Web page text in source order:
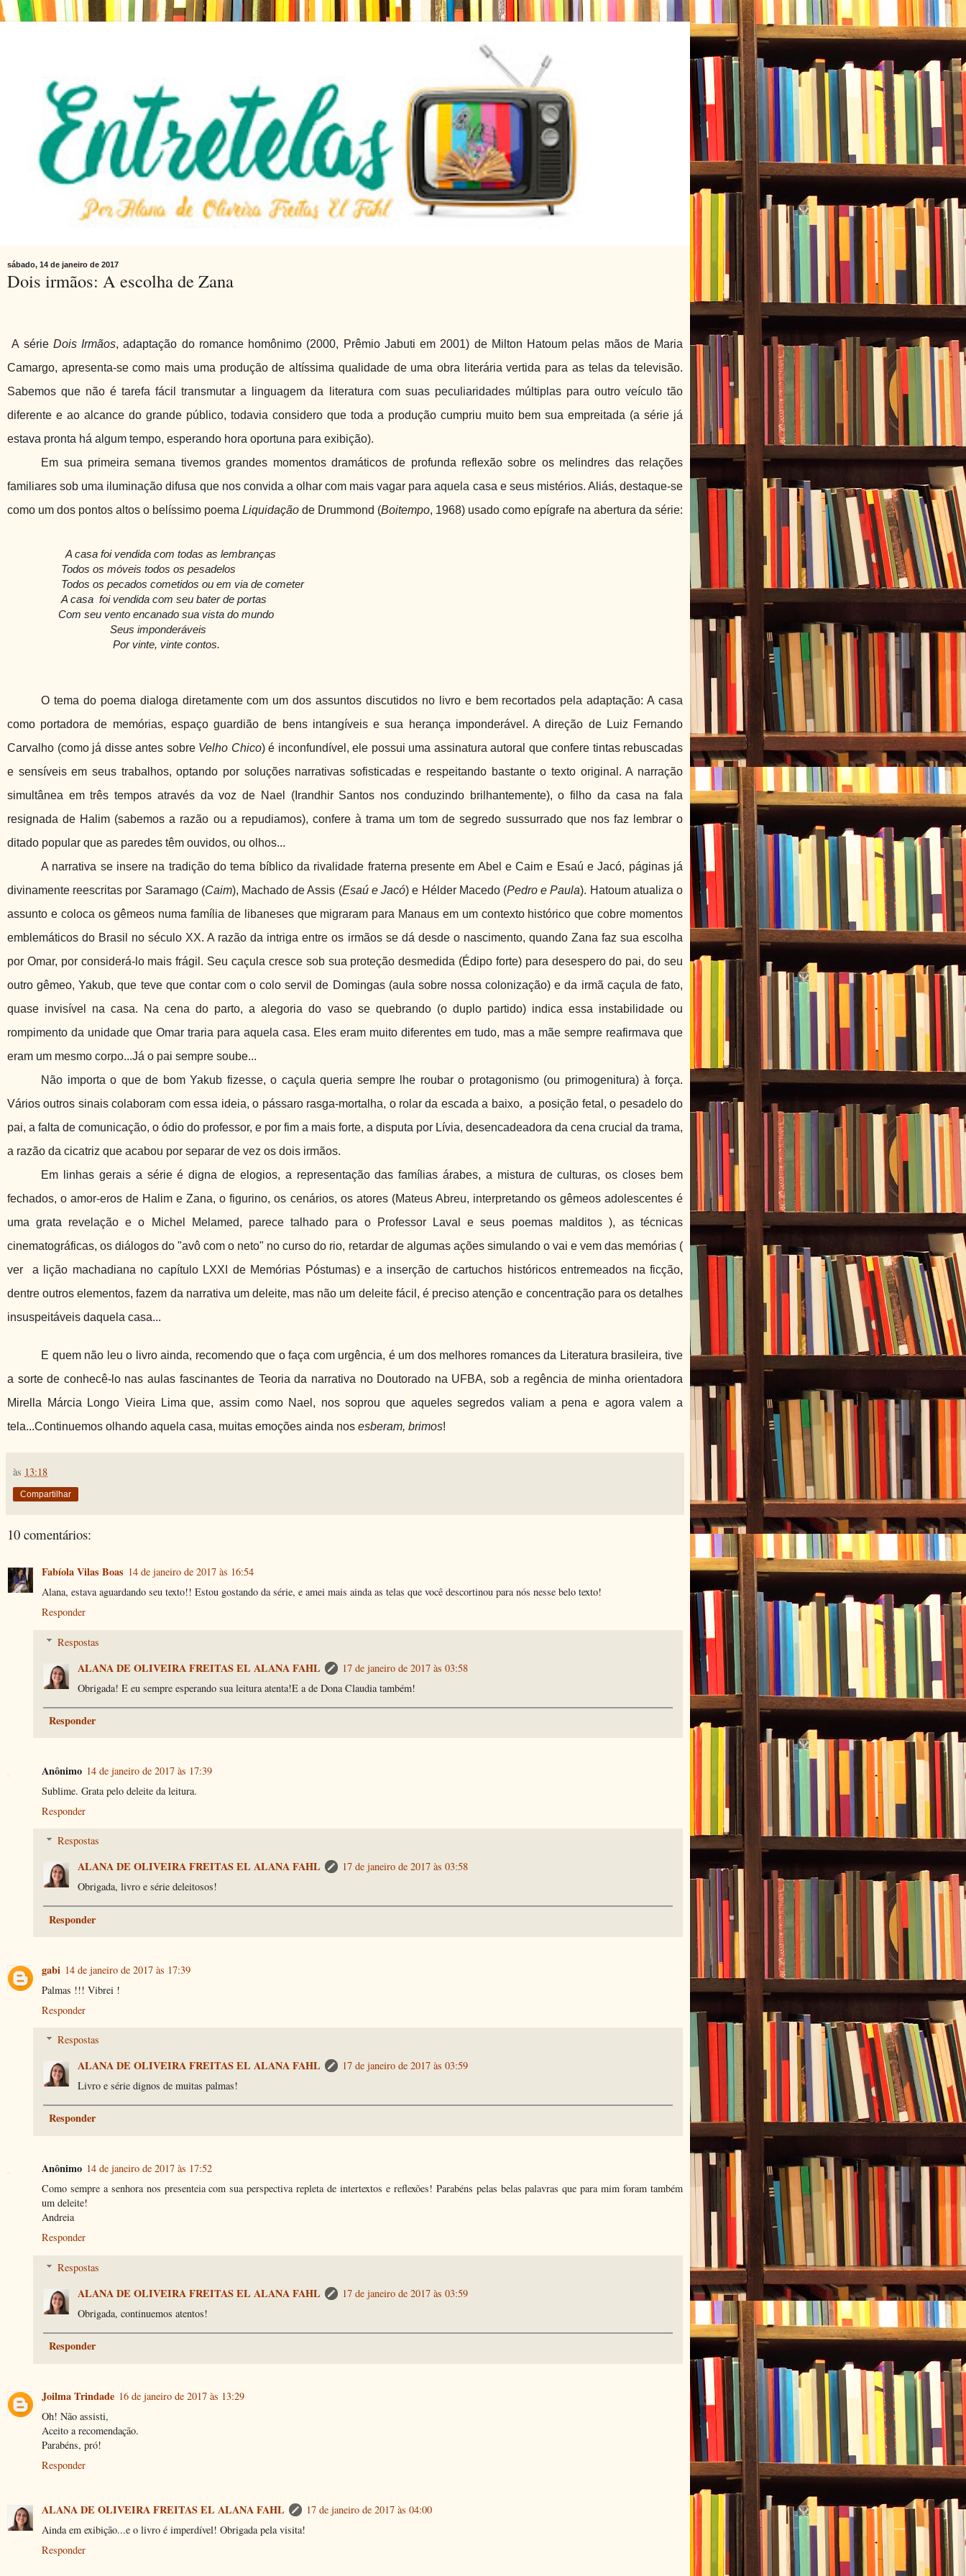
sábado, 14 de janeiro de 2017
Dois irmãos: A escolha de Zana
A série Dois Irmãos, adaptação do romance homônimo (2000, Prêmio Jabuti em 2001) de Milton Hatoum pelas mãos de Maria
Camargo, apresenta-se como mais uma produção de altíssima qualidade de uma obra literária vertida para as telas da televisão.
Sabemos que não é tarefa fácil transmutar a linguagem da literatura com suas peculiaridades múltiplas para outro veículo tão
diferente e ao alcance do grande público, todavia considero que toda a produção cumpriu muito bem sua empreitada (a série já
estava pronta há algum tempo, esperando hora oportuna para exibição).
Em sua primeira semana tivemos grandes momentos dramáticos de profunda reflexão sobre os melindres das relações
familiares sob uma iluminação difusa que nos convida a olhar com mais vagar para aquela casa e seus mistérios. Aliás, destaque-se
como um dos pontos altos o belíssimo poema Liquidação de Drummond (Boitempo, 1968) usado como epígrafe na abertura da série:
A casa foi vendida com todas as lembranças
Todos os móveis todos os pesadelos
Todos os pecados cometidos ou em via de cometer
A casa foi vendida com seu bater de portas
Com seu vento encanado sua vista do mundo
Seus imponderáveis
Por vinte, vinte contos.
O tema do poema dialoga diretamente com um dos assuntos discutidos no livro e bem recortados pela adaptação: A casa
como portadora de memórias, espaço guardião de bens intangíveis e sua herança imponderável. A direção de Luiz Fernando
Carvalho (como já disse antes sobre Velho Chico) é inconfundível, ele possui uma assinatura autoral que confere tintas rebuscadas
e sensíveis em seus trabalhos, optando por soluções narrativas sofisticadas e respeitando bastante o texto original. A narração
simultânea em três tempos através da voz de Nael (Irandhir Santos nos conduzindo brilhantemente), o filho da casa na fala
resignada de Halim (sabemos a razão ou a repudiamos), confere à trama um tom de segredo sussurrado que nos faz lembrar o
ditado popular que as paredes têm ouvidos, ou olhos...
A narrativa se insere na tradição do tema bíblico da rivalidade fraterna presente em Abel e Caim e Esaú e Jacó, páginas já
divinamente reescritas por Saramago (Caim), Machado de Assis (Esaú e Jacó) e Hélder Macedo (Pedro e Paula). Hatoum atualiza o
assunto e coloca os gêmeos numa família de libaneses que migraram para Manaus em um contexto histórico que cobre momentos
emblemáticos do Brasil no século XX. A razão da intriga entre os irmãos se dá desde o nascimento, quando Zana faz sua escolha
por Omar, por considerá-lo mais frágil. Seu caçula cresce sob sua proteção desmedida (Édipo forte) para desespero do pai, do seu
outro gêmeo, Yakub, que teve que contar com o colo servil de Domingas (aula sobre nossa colonização) e da irmã caçula de fato,
quase invisível na casa. Na cena do parto, a alegoria do vaso se quebrando (o duplo partido) indica essa instabilidade ou
rompimento da unidade que Omar traria para aquela casa. Eles eram muito diferentes em tudo, mas a mãe sempre reafirmava que
eram um mesmo corpo...Já o pai sempre soube...
Não importa o que de bom Yakub fizesse, o caçula queria sempre lhe roubar o protagonismo (ou primogenitura) à força.
Vários outros sinais colaboram com essa ideia, o pássaro rasga-mortalha, o rolar da escada a baixo, a posição fetal, o pesadelo do
pai, a falta de comunicação, o ódio do professor, e por fim a mais forte, a disputa por Lívia, desencadeadora da cena crucial da trama,
a razão da cicatriz que acabou por separar de vez os dois irmãos.
Em linhas gerais a série é digna de elogios, a representação das famílias árabes, a mistura de culturas, os closes bem
fechados, o amor-eros de Halim e Zana, o figurino, os cenários, os atores (Mateus Abreu, interpretando os gêmeos adolescentes é
uma grata revelação e o Michel Melamed, parece talhado para o Professor Laval e seus poemas malditos ), as técnicas
cinematográficas, os diálogos do "avô com o neto" no curso do rio, retardar de algumas ações simulando o vai e vem das memórias (
ver a lição machadiana no capítulo LXXI de Memórias Póstumas) e a inserção de cartuchos históricos entremeados na ficção,
dentre outros elementos, fazem da narrativa um deleite, mas não um deleite fácil, é preciso atenção e concentração para os detalhes
insuspeitáveis daquela casa...
E quem não leu o livro ainda, recomendo que o faça com urgência, é um dos melhores romances da Literatura brasileira, tive
a sorte de conhecê-lo nas aulas fascinantes de Teoria da narrativa no Doutorado na UFBA, sob a regência de minha orientadora
Mirella Márcia Longo Vieira Lima que, assim como Nael, nos soprou que aqueles segredos valiam a pena e agora valem a
tela...Continuemos olhando aquela casa, muitas emoções ainda nos esberam, brimos!
às 13:18
Compartilhar
10 comentários:
Fabíola Vilas Boas 14 de janeiro de 2017 às 16:54
Alana, estava aguardando seu texto!! Estou gostando da série, e amei mais ainda as telas que você descortinou para nós nesse belo texto!
Responder
Respostas
ALANA DE OLIVEIRA FREITAS EL ALANA FAHL
17 de janeiro de 2017 às 03:58
Obrigada! E eu sempre esperando sua leitura atenta!E a de Dona Claudia também!
Responder
Anônimo 14 de janeiro de 2017 às 17:39
Sublime. Grata pelo deleite da leitura.
Responder
Respostas
ALANA DE OLIVEIRA FREITAS EL ALANA FAHL
17 de janeiro de 2017 às 03:58
Obrigada, livro e série deleitosos!
Responder
gabi 14 de janeiro de 2017 às 17:39
Palmas !!! Vibrei !
Responder
Respostas
ALANA DE OLIVEIRA FREITAS EL ALANA FAHL
17 de janeiro de 2017 às 03:59
Livro e série dignos de muitas palmas!
Responder
Anônimo 14 de janeiro de 2017 às 17:52
Como sempre a senhora nos presenteia com sua perspectiva repleta de intertextos e reflexões! Parabéns pelas belas palavras que para mim foram também
um deleite!
Andreia
Responder
Respostas
ALANA DE OLIVEIRA FREITAS EL ALANA FAHL
17 de janeiro de 2017 às 03:59
Obrigada, continuemos atentos!
Responder
Joilma Trindade 16 de janeiro de 2017 às 13:29
Oh! Não assisti,
Aceito a recomendação.
Parabéns, pró!
Responder
ALANA DE OLIVEIRA FREITAS EL ALANA FAHL
17 de janeiro de 2017 às 04:00
Ainda em exibição...e o livro é imperdível! Obrigada pela visita!
Responder